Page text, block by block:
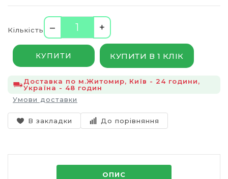
Кількість – +
КУПИТИ КУПИТИ В 1 КЛІК
Доставка по м.Житомир, Київ - 24 години,
Україна - 48 годин
Умови доставки
В закладки До порівняння
ОПИС